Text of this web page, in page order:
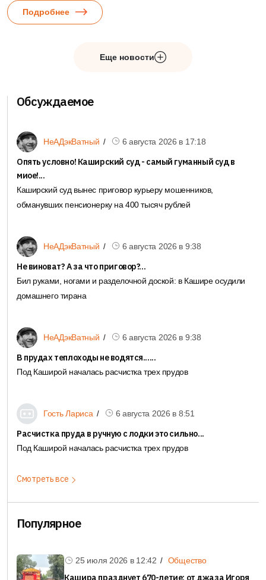
Подробнее
Еще новости
1.08.2026 в18:58 4 комм-я
Радость от возвращения горячей воды в Кашире-2 быстро
сменилась недоумением. Вместо прозрачной...
Подробнее
Обсуждаемое
НеАДэкВатный 6 августа 2026 в 17:18
Опять условно! Каширский суд - самый гуманный суд в
миое!...
Каширский суд вынес приговор курьеру мошенников,
обманувших пенсионерку на 400 тысяч рублей
НеАДэкВатный 6 августа 2026 в 9:38
Не виноват? А за что приговор?...
Бил руками, ногами и разделочной доской: в Кашире осудили
домашнего тирана
НеАДэкВатный 6 августа 2026 в 9:38
В прудах теплоходы не водятся......
Под Каширой началась расчистка трех прудов
Гость Лариса 6 августа 2026 в 8:51
Расчистка пруда в ручную с лодки это сильно...
Под Каширой началась расчистка трех прудов
Смотреть все
Популярное
25 июля 2026 в 12:42 Общество